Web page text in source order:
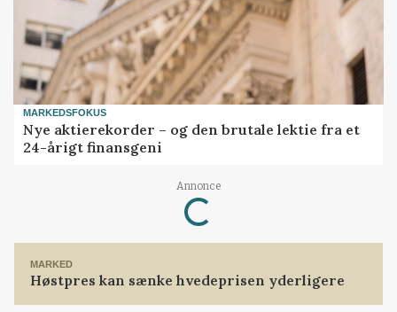
MARKEDSFOKUS
Nye aktierekorder – og den brutale lektie fra et
24-årigt finansgeni
Annonce
Loading...
MARKED
Høstpres kan sænke hvedeprisen yderligere